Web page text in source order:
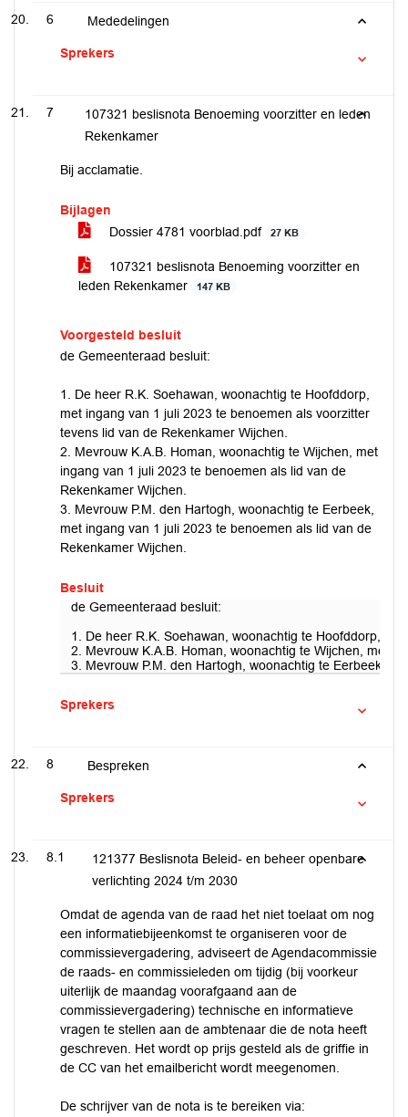
6 Mededelingen
Sprekers
7
107321 beslisnota Benoeming voorzitter en leden
Rekenkamer
Bij acclamatie.
Bijlagen
Dossier 4781 voorblad.pdf
27 KB
107321 beslisnota Benoeming voorzitter en
leden Rekenkamer
147 KB
Voorgesteld besluit
de Gemeenteraad besluit:
1. De heer R.K. Soehawan, woonachtig te Hoofddorp,
met ingang van 1 juli 2023 te benoemen als voorzitter
tevens lid van de Rekenkamer Wijchen.
2. Mevrouw K.A.B. Homan, woonachtig te Wijchen, met
ingang van 1 juli 2023 te benoemen als lid van de
Rekenkamer Wijchen.
3. Mevrouw P.M. den Hartogh, woonachtig te Eerbeek,
met ingang van 1 juli 2023 te benoemen als lid van de
Rekenkamer Wijchen.
Besluit
de Gemeenteraad besluit:
1. De heer R.K. Soehawan, woonachtig te Hoofddorp,
2. Mevrouw K.A.B. Homan, woonachtig te Wijchen, met
3. Mevrouw P.M. den Hartogh, woonachtig te Eerbeek,
Sprekers
8 Bespreken
Sprekers
8.1
121377 Beslisnota Beleid- en beheer openbare
verlichting 2024 t/m 2030
Omdat de agenda van de raad het niet toelaat om nog
een informatiebijeenkomst te organiseren voor de
commissievergadering, adviseert de Agendacommissie
de raads- en commissieleden om tijdig (bij voorkeur
uiterlijk de maandag voorafgaand aan de
commissievergadering) technische en informatieve
vragen te stellen aan de ambtenaar die de nota heeft
geschreven. Het wordt op prijs gesteld als de griffie in
de CC van het emailbericht wordt meegenomen.
De schrijver van de nota is te bereiken via: